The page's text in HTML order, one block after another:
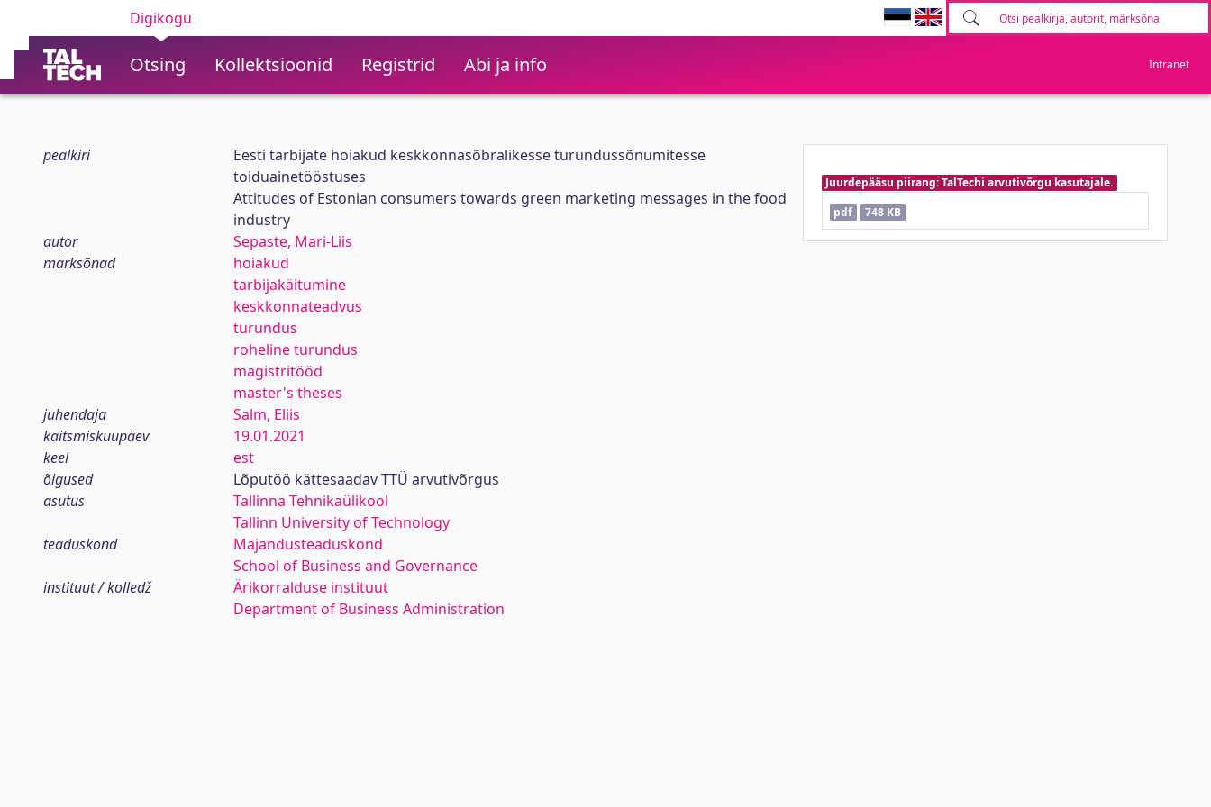
Digikogu
Otsing Kollektsioonid Registrid Abi ja info Intranet
pealkiri
Eesti tarbijate hoiakud keskkonnasõbralikesse turundussõnumitesse
toiduainetööstuses
Attitudes of Estonian consumers towards green marketing messages in the food
industry
autor
Sepaste, Mari-Liis
märksõnad
hoiakud
tarbijakäitumine
keskkonnateadvus
turundus
roheline turundus
magistritööd
master's theses
juhendaja
Salm, Eliis
kaitsmiskuupäev
19.01.2021
keel
est
õigused
Lõputöö kättesaadav TTÜ arvutivõrgus
asutus
Tallinna Tehnikaülikool
Tallinn University of Technology
teaduskond
Majandusteaduskond
School of Business and Governance
instituut / kolledž
Ärikorralduse instituut
Department of Business Administration
Juurdepääsu piirang: TalTechi arvutivõrgu kasutajale.
pdf
748 KB